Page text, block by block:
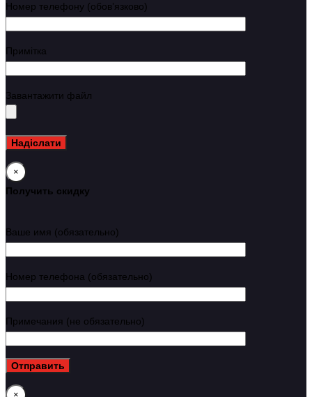
Номер телефону (обовʼязково)
Примітка
Завантажити файл
×
Получить скидку
Ваше имя (обязательно)
Номер телефона (обязательно)
Примечания (не обязательно)
×